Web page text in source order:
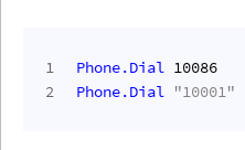
1
2
Phone.Dial 10086
Phone.Dial "10001"